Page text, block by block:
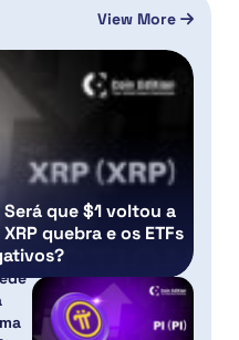
View More
Será que $1 voltou a
quebra e os ETFs